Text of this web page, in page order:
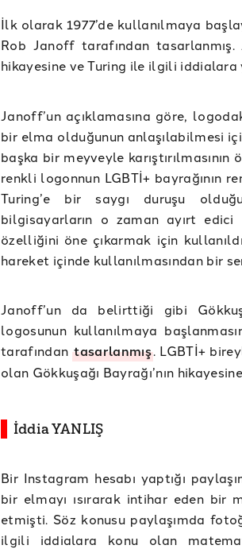
İlk olarak 1977’de kullanılmaya
Rob Janoff tarafından
hikayesine ve Turing ile ilgili iddialara
Janoff’un açıklamasına göre,
bir elma olduğunun anlaşılabilmesi
başka bir meyveyle
renkli logonnun LGBTİ+ bayrağının
Turing’e bir saygı duruşu
bilgisayarların o zaman ayırt
özelliğini öne çıkarmak için
hareket içinde kullanılmasından bir
Janoff’un da belirttiği gibi
logosunun kullanılmaya
tarafındantasarlanmış. LGBTİ+
olan Gökkuşağı Bayrağı’nın
İddia YANLIŞ
Bir Instagram hesabı yaptığı
bir elmayı ısırarak intihar eden
etmişti. Söz konusu paylaşımda
ilgili iddialara konu olan